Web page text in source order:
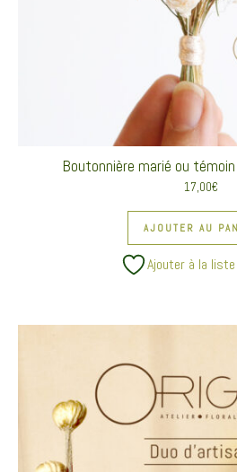
Boutonnière marié ou
17,00€
AJOUTER AU
Ajouter à la liste